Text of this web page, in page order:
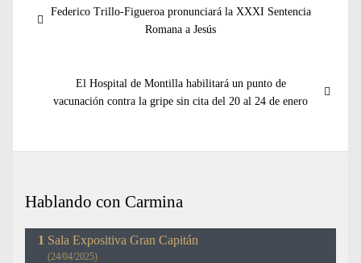
de
Entrada
Federico Trillo-Figueroa pronunciará la XXXI Sentencia
Romana a Jesús
Entrada
siguiente:
El Hospital de Montilla habilitará un punto de
vacunación contra la gripe sin cita del 20 al 24 de enero
Hablando con Carmina
Sala Expositiva Gran Capitán
(24/04/2025)